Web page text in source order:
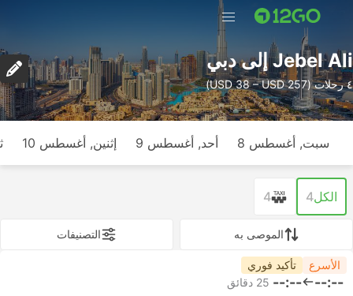
Jebel Ali إلى دبي
٤ رحلات (USD 38 – USD 257)
سبت, أغسطس 8 أحد, أغسطس 9 إثنين, أغسطس 10
الكل4
4
الموصى به التصنيفات
الأسرع تأكيد فوري
--:--
--:-- ‫25 دقائق